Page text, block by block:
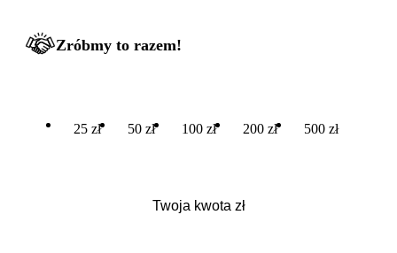
Zróbmy to razem!
25 zł 50 zł 100 zł 200 zł 500 zł